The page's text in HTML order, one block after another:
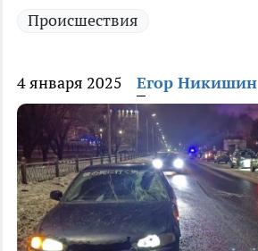
Происшествия
4 января 2025 Егор Никишин